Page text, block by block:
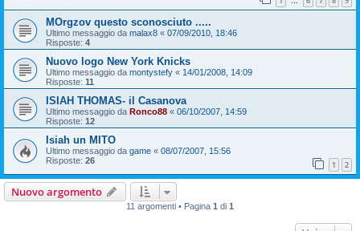
MOrgzov questo sconosciuto .....
Ultimo messaggio da malax8 « 07/09/2010, 18:46
Risposte: 4
Nuovo logo New York Knicks
Ultimo messaggio da montystefy « 14/01/2008, 14:09
Risposte: 11
ISIAH THOMAS- il Casanova
Ultimo messaggio da Ronco88 « 06/10/2007, 14:59
Risposte: 12
Isiah un MITO
Ultimo messaggio da game « 08/07/2007, 15:56
Risposte: 26 1 2
Nuovo argomento
11 argomenti • Pagina 1 di 1